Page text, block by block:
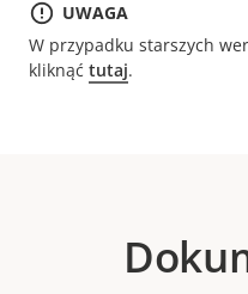
UWAGA
W przypadku starszych
kliknąć tutaj.